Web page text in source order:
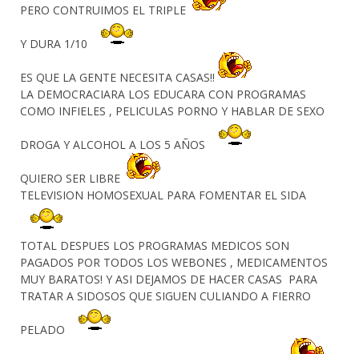
PERO CONTRUIMOS EL TRIPLE
Y DURA 1/10
ES QUE LA GENTE NECESITA CASAS!!
LA DEMOCRACIARA LOS EDUCARA CON PROGRAMAS
COMO INFIELES , PELICULAS PORNO Y HABLAR DE SEXO
DROGA Y ALCOHOL A LOS 5 AÑOS
QUIERO SER LIBRE
TELEVISION HOMOSEXUAL PARA FOMENTAR EL SIDA
TOTAL DESPUES LOS PROGRAMAS MEDICOS SON
PAGADOS POR TODOS LOS WEBONES , MEDICAMENTOS
MUY BARATOS! Y ASI DEJAMOS DE HACER CASAS PARA
TRATAR A SIDOSOS QUE SIGUEN CULIANDO A FIERRO
PELADO